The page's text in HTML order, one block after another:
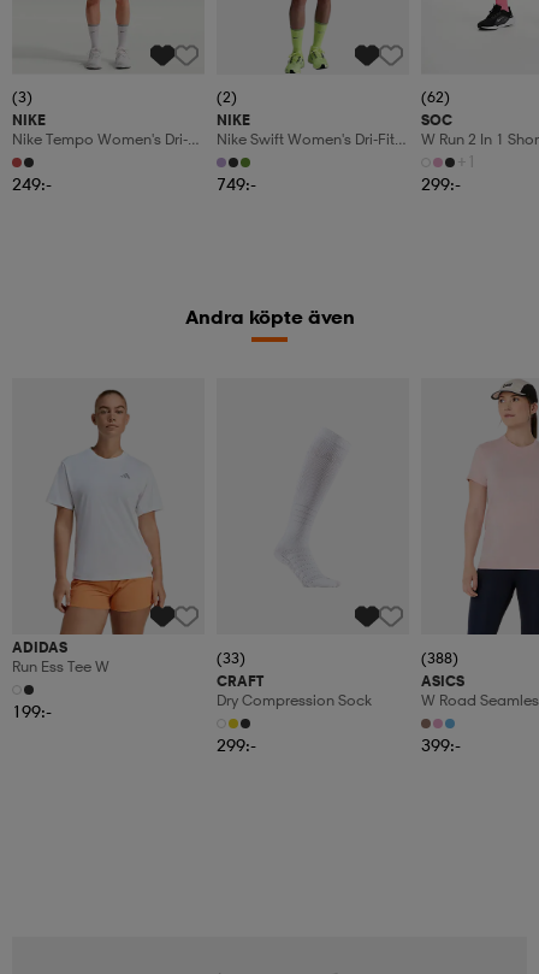
(3)
NIKE
Nike Tempo Women's Dri-Fit
Mid-Rise
249:-
(2)
NIKE
Nike Swift Women's Dri-Fit
Mid-Rise
749:-
(62)
SOC
W Run 2 In 1
+1
299:-
Andra köpte även
ADIDAS
Run Ess Tee W
199:-
(33)
CRAFT
Dry Compression Sock
299:-
(388)
ASICS
W Road
399:-